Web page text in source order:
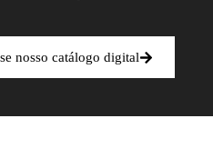
nosso catálogo digital